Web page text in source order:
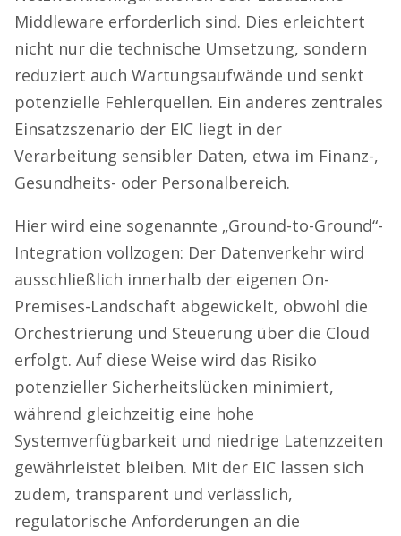
Middleware erforderlich sind. Dies erleichtert
nicht nur die technische Umsetzung, sondern
reduziert auch Wartungsaufwände und senkt
potenzielle Fehlerquellen. Ein anderes zentrales
Einsatzszenario der EIC liegt in der
Verarbeitung sensibler Daten, etwa im Finanz-,
Gesundheits- oder Personalbereich.
Hier wird eine sogenannte „Ground-to-Ground“-
Integration vollzogen: Der Datenverkehr wird
ausschließlich innerhalb der eigenen On-
Premises-Landschaft abgewickelt, obwohl die
Orchestrierung und Steuerung über die Cloud
erfolgt. Auf diese Weise wird das Risiko
potenzieller Sicherheitslücken minimiert,
während gleichzeitig eine hohe
Systemverfügbarkeit und niedrige Latenzzeiten
gewährleistet bleiben. Mit der EIC lassen sich
zudem, transparent und verlässlich,
regulatorische Anforderungen an die